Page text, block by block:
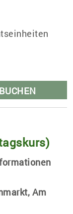
BUCHEN
Am